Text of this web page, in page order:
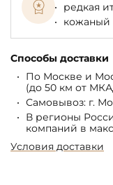
редкая
кожаный
Способы доставки
По Москве и
(до 50 км от
Самовывоз: г.
В регионы
компаний в
Условия доставки